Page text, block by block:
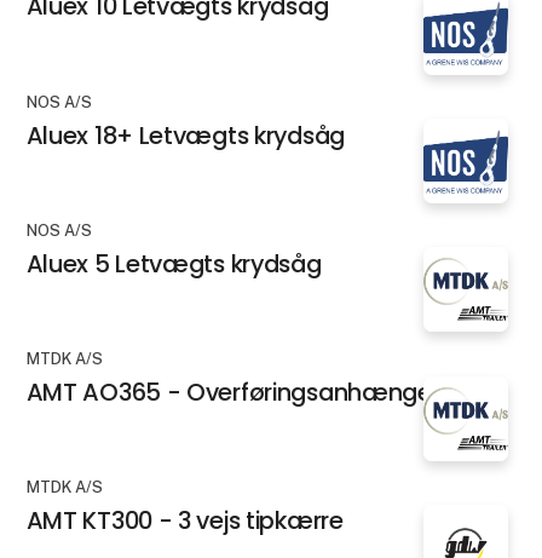
NOS A/S
Aluex 18+ Letvægts krydsåg
NOS A/S
Aluex 5 Letvægts krydsåg
MTDK A/S
AMT AO365 - Overføringsanhænger
MTDK A/S
AMT KT300 - 3 vejs tipkærre